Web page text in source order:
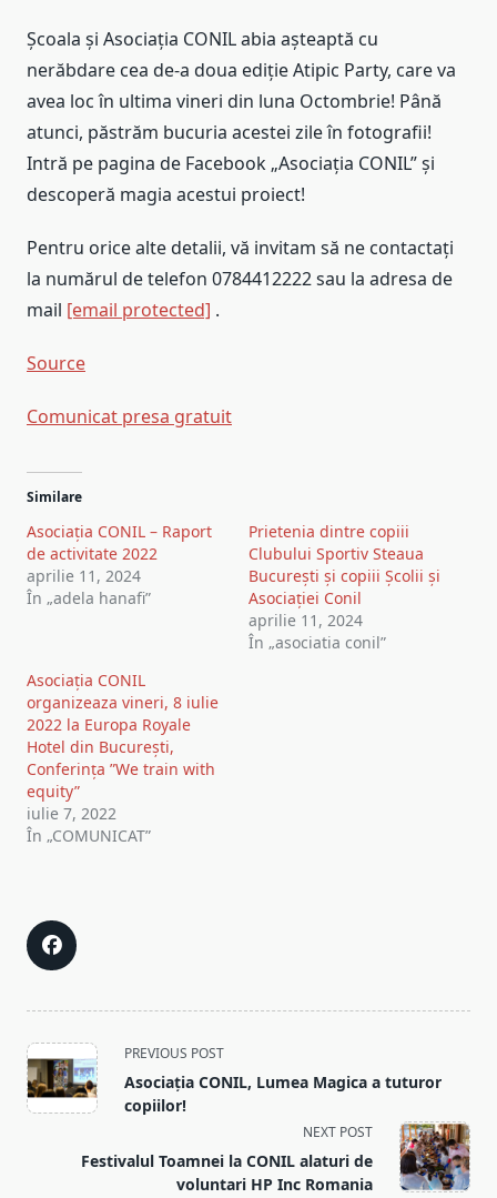
Școala și Asociația CONIL abia așteaptă cu
nerăbdare cea de-a doua ediție Atipic Party, care va
avea loc în ultima vineri din luna Octombrie! Până
atunci, păstrăm bucuria acestei zile în fotografii!
Intră pe pagina de Facebook „Asociația CONIL” și
descoperă magia acestui proiect!
Pentru orice alte detalii, vă invitam să ne contactați
la numărul de telefon 0784412222 sau la adresa de
mail [email protected] .
Source
Post
navigation
Comunicat presa gratuit
Similare
Asociația CONIL – Raport
de activitate 2022
aprilie 11, 2024
În „adela hanafi”
Prietenia dintre copiii
Clubului Sportiv Steaua
București și copiii Școlii și
Asociației Conil
aprilie 11, 2024
În „asociatia conil”
Asociația CONIL
organizeaza vineri, 8 iulie
2022 la Europa Royale
Hotel din București,
Conferința ”We train with
equity”
iulie 7, 2022
În „COMUNICAT”
<span
class="nav-
subtitle
reader-
text">Page</span>
PREVIOUS POST
Asociația CONIL, Lumea Magica a tuturor
copiilor!
NEXT POST
Festivalul Toamnei la CONIL alaturi de
voluntari HP Inc Romania